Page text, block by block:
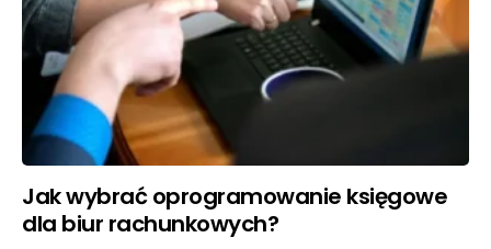
Jak wybrać oprogramowanie księgowe
dla biur rachunkowych?